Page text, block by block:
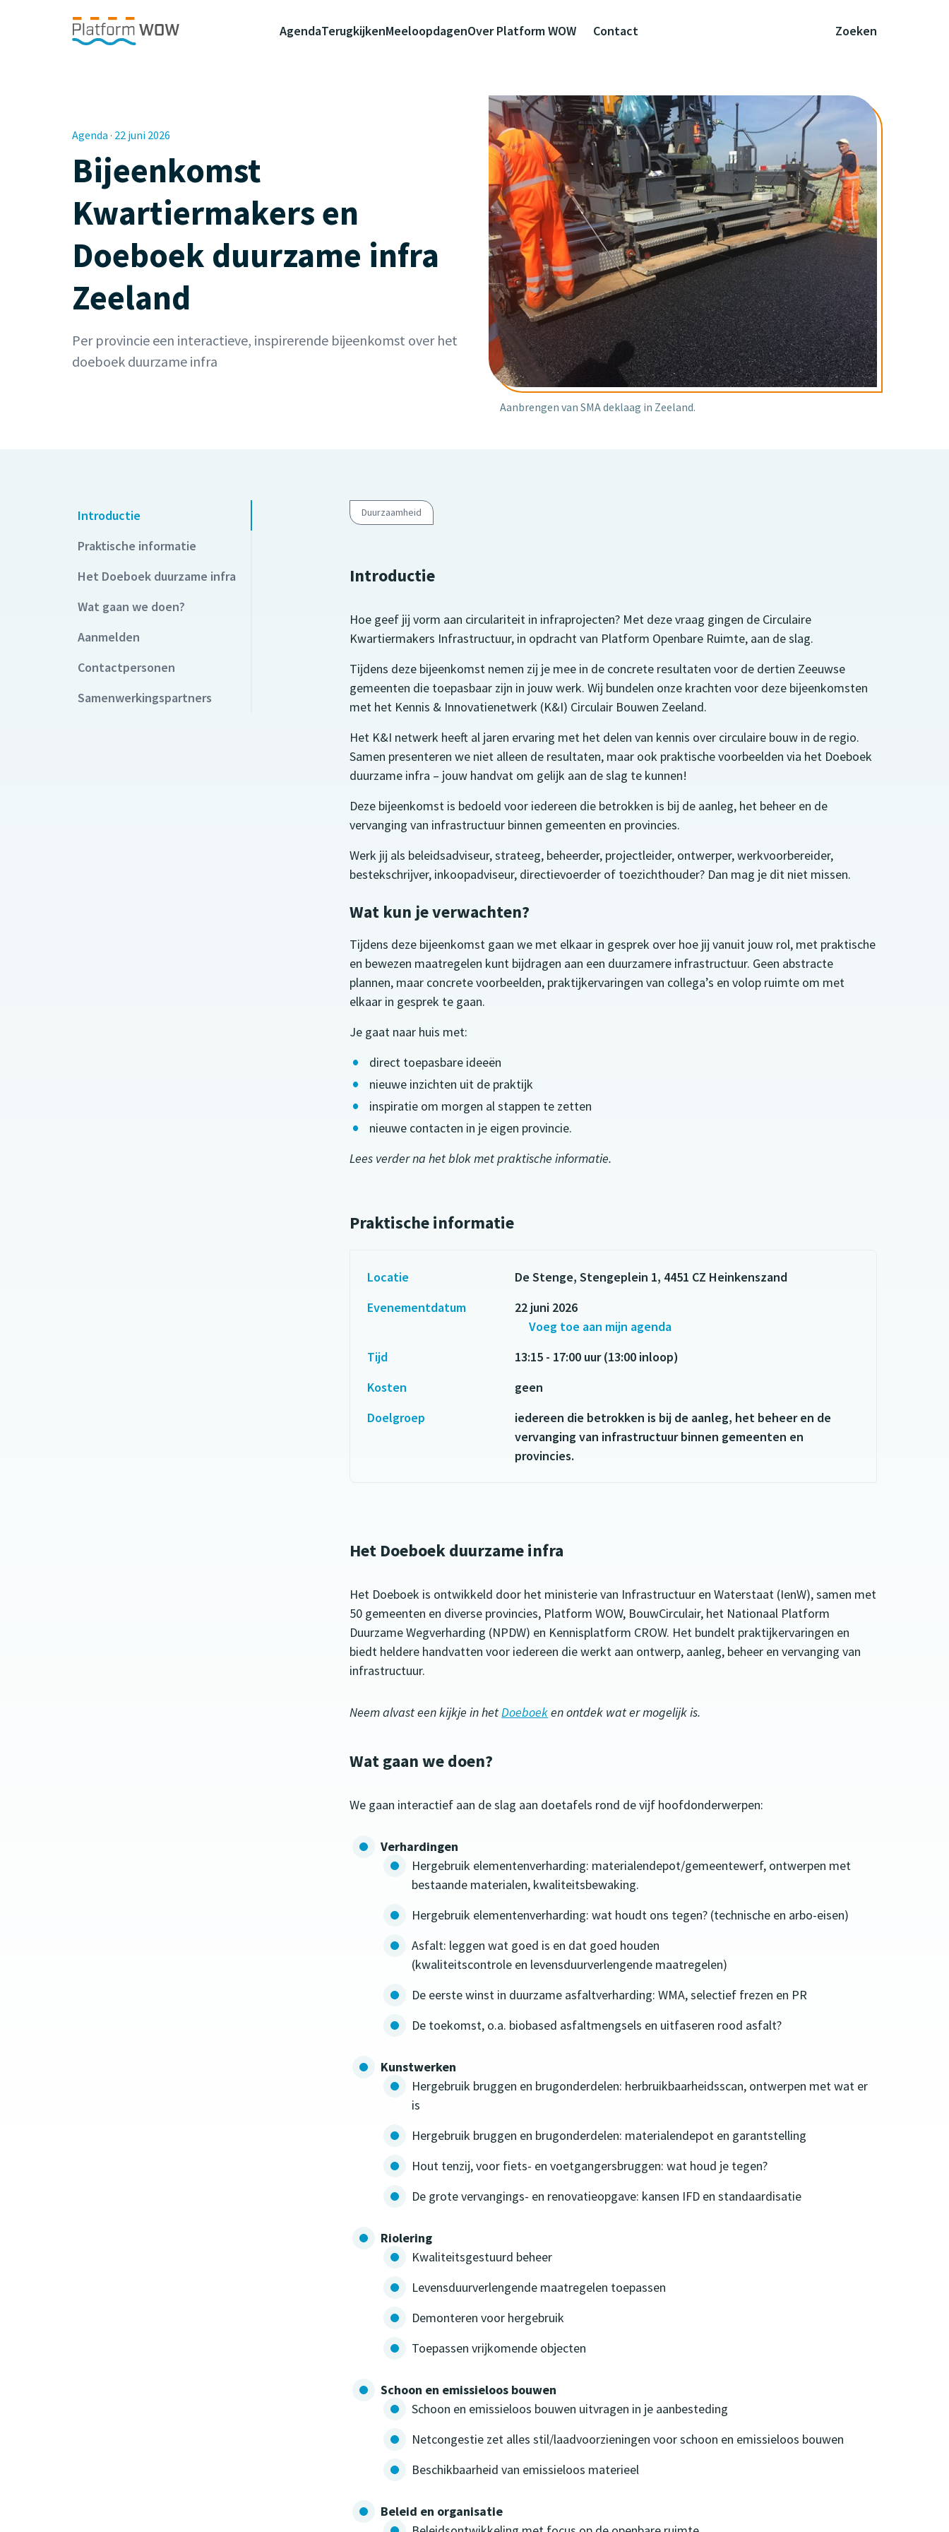
AgendaTerugkijkenMeeloopdagenOver Platform WOW Contact Zoeken
Agenda · 22 juni 2026
Bijeenkomst
Kwartiermakers en
Doeboek duurzame infra
Zeeland
Per provincie een interactieve, inspirerende bijeenkomst over het
doeboek duurzame infra
Aanbrengen van SMA deklaag in Zeeland.
Introductie
Praktische informatie
Het Doeboek duurzame infra
Wat gaan we doen?
Aanmelden
Contactpersonen
Samenwerkingspartners
Duurzaamheid
Introductie
Hoe geef jij vorm aan circulariteit in infraprojecten? Met deze vraag gingen de Circulaire
Kwartiermakers Infrastructuur, in opdracht van Platform Openbare Ruimte, aan de slag.
Tijdens deze bijeenkomst nemen zij je mee in de concrete resultaten voor de dertien Zeeuwse
gemeenten die toepasbaar zijn in jouw werk. Wij bundelen onze krachten voor deze bijeenkomsten
met het Kennis & Innovatienetwerk (K&I) Circulair Bouwen Zeeland.
Het K&I netwerk heeft al jaren ervaring met het delen van kennis over circulaire bouw in de regio.
Samen presenteren we niet alleen de resultaten, maar ook praktische voorbeelden via het Doeboek
duurzame infra – jouw handvat om gelijk aan de slag te kunnen!
Deze bijeenkomst is bedoeld voor iedereen die betrokken is bij de aanleg, het beheer en de
vervanging van infrastructuur binnen gemeenten en provincies.
Werk jij als beleidsadviseur, strateeg, beheerder, projectleider, ontwerper, werkvoorbereider,
bestekschrijver, inkoopadviseur, directievoerder of toezichthouder? Dan mag je dit niet missen.
Wat kun je verwachten?
Tijdens deze bijeenkomst gaan we met elkaar in gesprek over hoe jij vanuit jouw rol, met praktische
en bewezen maatregelen kunt bijdragen aan een duurzamere infrastructuur. Geen abstracte
plannen, maar concrete voorbeelden, praktijkervaringen van collega’s en volop ruimte om met
elkaar in gesprek te gaan.
Je gaat naar huis met:
direct toepasbare ideeën
nieuwe inzichten uit de praktijk
inspiratie om morgen al stappen te zetten
nieuwe contacten in je eigen provincie.
Lees verder na het blok met praktische informatie.
Praktische informatie
Locatie
De Stenge, Stengeplein 1, 4451 CZ Heinkenszand
Evenementdatum
22 juni 2026
Voeg toe aan mijn agenda
Tijd
13:15 - 17:00 uur (13:00 inloop)
Kosten
geen
Doelgroep
iedereen die betrokken is bij de aanleg, het beheer en de
vervanging van infrastructuur binnen gemeenten en
provincies.
Het Doeboek duurzame infra
Het Doeboek is ontwikkeld door het ministerie van Infrastructuur en Waterstaat (IenW), samen met
50 gemeenten en diverse provincies, Platform WOW, BouwCirculair, het Nationaal Platform
Duurzame Wegverharding (NPDW) en Kennisplatform CROW. Het bundelt praktijkervaringen en
biedt heldere handvatten voor iedereen die werkt aan ontwerp, aanleg, beheer en vervanging van
infrastructuur.
Neem alvast een kijkje in hetDoeboeken ontdek wat er mogelijk is.
Wat gaan we doen?
We gaan interactief aan de slag aan doetafels rond de vijf hoofdonderwerpen:
Verhardingen
Hergebruik elementenverharding: materialendepot/gemeentewerf, ontwerpen met
bestaande materialen, kwaliteitsbewaking.
Hergebruik elementenverharding: wat houdt ons tegen? (technische en arbo-eisen)
Asfalt: leggen wat goed is en dat goed houden
(kwaliteitscontrole en levensduurverlengende maatregelen)
De eerste winst in duurzame asfaltverharding: WMA, selectief frezen en PR
De toekomst, o.a. biobased asfaltmengsels en uitfaseren rood asfalt?
Kunstwerken
Hergebruik bruggen en brugonderdelen: herbruikbaarheidsscan, ontwerpen met wat er
is
Hergebruik bruggen en brugonderdelen: materialendepot en garantstelling
Hout tenzij, voor fiets- en voetgangersbruggen: wat houd je tegen?
De grote vervangings- en renovatieopgave: kansen IFD en standaardisatie
Riolering
Kwaliteitsgestuurd beheer
Levensduurverlengende maatregelen toepassen
Demonteren voor hergebruik
Toepassen vrijkomende objecten
Schoon en emissieloos bouwen
Schoon en emissieloos bouwen uitvragen in je aanbesteding
Netcongestie zet alles stil/laadvoorzieningen voor schoon en emissieloos bouwen
Beschikbaarheid van emissieloos materieel
Beleid en organisatie